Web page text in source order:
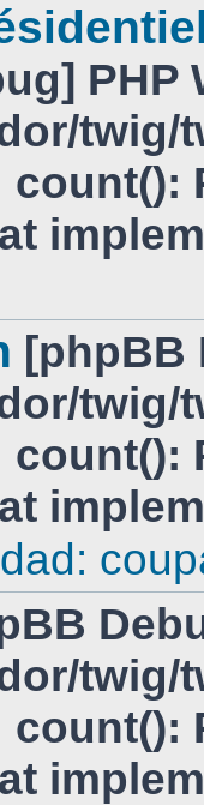
PHP
count():
[phpBB
count():
count():